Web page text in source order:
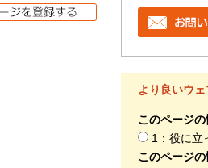
より良いウ
このページ
1：役に立
このページ